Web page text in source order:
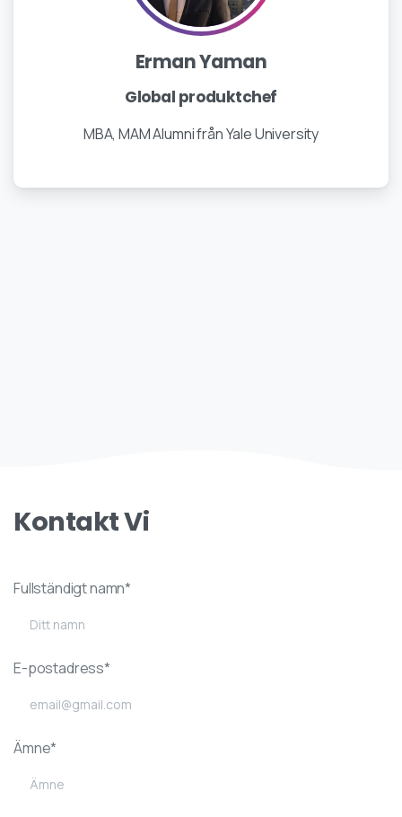
Erman Yaman
Global produktchef
MBA, MAM Alumni från Yale University
KontaktVi
Fullständigt namn*
E-postadress*
Ämne*